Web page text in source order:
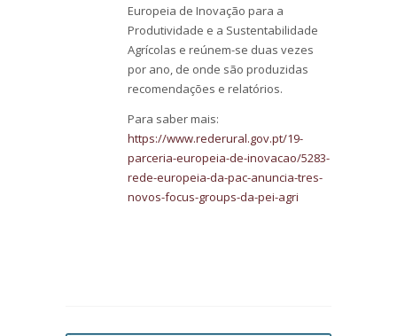
Europeia de Inovação para a
Produtividade e a Sustentabilidade
Agrícolas e reúnem-se duas vezes
por ano, de onde são produzidas
recomendações e relatórios.
Para saber mais:
https://www.rederural.gov.pt/19-
parceria-europeia-de-inovacao/5283-
rede-europeia-da-pac-anuncia-tres-
novos-focus-groups-da-pei-agri